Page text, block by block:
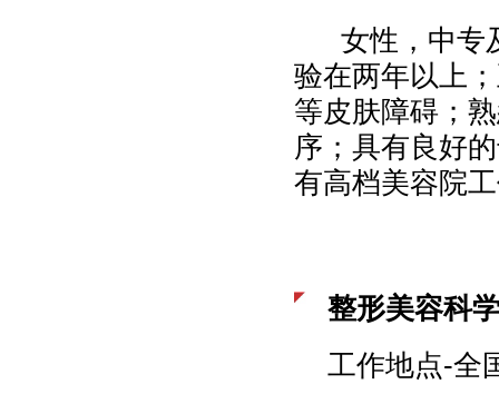
女性，中专
验在两年以上
等皮肤障碍；
序；具有良好
有高档美容院
整形美容科
工作地点-全